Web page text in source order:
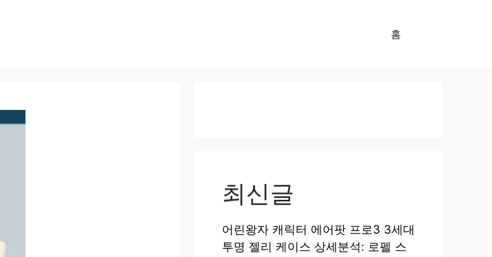
홈
최신글
어린왕자 캐릭터 에어팟 프로3 3세대
투명 젤리 케이스 상세분석: 로펠 스